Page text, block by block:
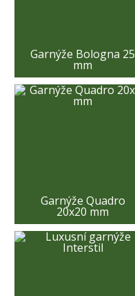
Garnýže Bologna 25
mm
Garnýže Quadro
20x20 mm